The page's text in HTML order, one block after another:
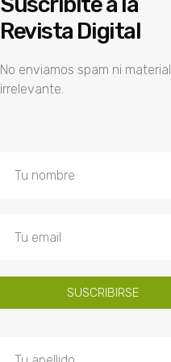
Revista Digital
No enviamos spam ni material
irrelevante.
SUSCRIBIRSE